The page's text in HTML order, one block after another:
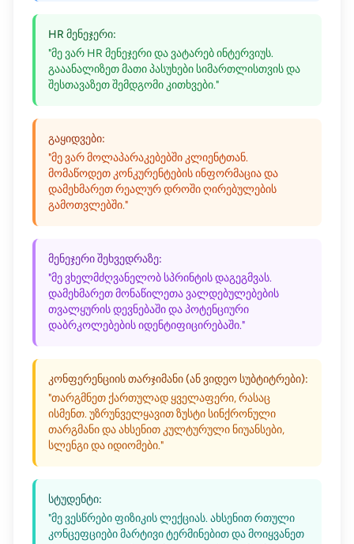
HR მენეჯერი:
"მე ვარ HR მენეჯერი და ვატარებ ინტერვიუს.
გააანალიზეთ მათი პასუხები სიმართლისთვის და
შესთავაზეთ შემდგომი კითხვები."
გაყიდვები:
"მე ვარ მოლაპარაკებებში კლიენტთან.
მომაწოდეთ კონკურენტების ინფორმაცია და
დამეხმარეთ რეალურ დროში ღირებულების
გამოთვლებში."
მენეჯერი შეხვედრაზე:
"მე ვხელმძღვანელობ სპრინტის დაგეგმვას.
დამეხმარეთ მონაწილეთა ვალდებულებების
თვალყურის დევნებაში და პოტენციური
დაბრკოლებების იდენტიფიცირებაში."
კონფერენციის თარჯიმანი (ან ვიდეო სუბტიტრები):
"თარგმნეთ ქართულად ყველაფერი, რასაც
ისმენთ. უზრუნველყავით ზუსტი სინქრონული
თარგმანი და ახსენით კულტურული ნიუანსები,
სლენგი და იდიომები."
სტუდენტი:
"მე ვესწრები ფიზიკის ლექციას. ახსენით რთული
კონცეფციები მარტივი ტერმინებით და მოიყვანეთ